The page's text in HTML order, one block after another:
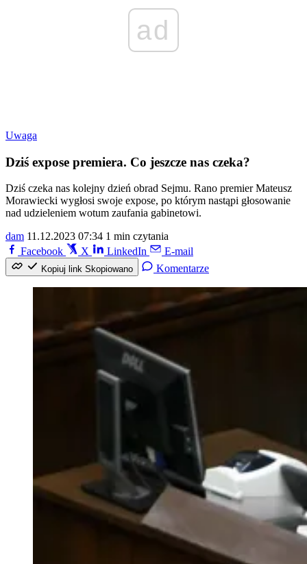
ad
Uwaga
Dziś expose premiera. Co jeszcze nas czeka?
Dziś czeka nas kolejny dzień obrad Sejmu. Rano premier Mateusz
Morawiecki wygłosi swoje expose, po którym nastąpi głosowanie
nad udzieleniem wotum zaufania gabinetowi.
dam 11.12.2023 07:34 1 min czytania
Facebook
X LinkedIn E-mail
Kopiuj link Skopiowano Komentarze